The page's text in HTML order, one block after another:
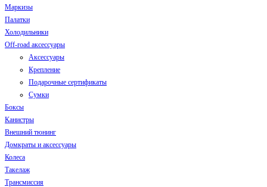
Маркизы
Палатки
Холодильники
Off-road аксессуары
Аксессуары
Крепление
Подарочные сертификаты
Сумки
Боксы
Канистры
Внешний тюнинг
Домкраты и аксессуары
Колеса
Такелаж
Трансмиссия